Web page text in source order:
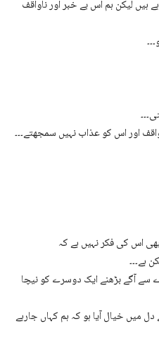
لیکن ہم اس بے خبر اور ناواقف
اور اس کو عذاب نہیں سمجھتے۔۔۔
اس کی فکر نہیں ہے کہ
ہے۔۔۔
سے آگے بڑھنے ایک دوسرے کو نیچا
خیال آیا ہو کہ ہم کہاں جارہے